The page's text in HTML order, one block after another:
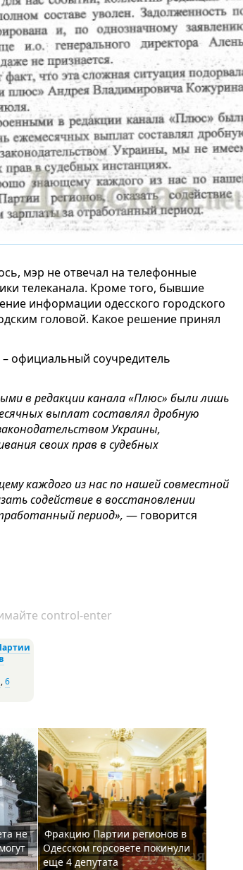
мэр не отвечал на телефонные
телеканала. Кроме того, бывшие
информации одесского городского
головой. Какое решение принял
официальный соучредитель
в редакции канала «Плюс» были лишь
выплат составлял дробную
Украины,
своих прав в судебных
каждого из нас по нашей совместной
содействие в восстановлении
период», — говорится
control-enter
,6
не
Фракцию Партии регионов в
Одесском горсовете покинули
еще 4 депутата